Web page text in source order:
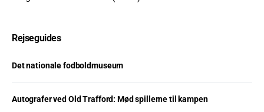
Rejseguides
Det nationale fodboldmuseum
Autografer ved Old Trafford: Mød spillerne til kampen